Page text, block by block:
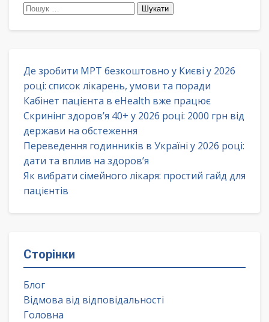
Пошук:
Де зробити МРТ безкоштовно у Києві у 2026
році: список лікарень, умови та поради
Кабінет пацієнта в eHealth вже працює
Скринінг здоров’я 40+ у 2026 році: 2000 грн від
держави на обстеження
Переведення годинників в Україні у 2026 році:
дати та вплив на здоров’я
Як вибрати сімейного лікаря: простий гайд для
пацієнтів
Сторінки
Блог
Відмова від відповідальності
Головна